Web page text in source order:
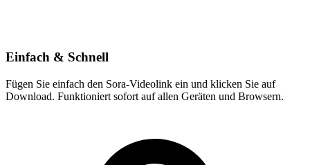
Einfach & Schnell
Fügen Sie einfach den Sora-Videolink ein und klicken Sie auf
Download. Funktioniert sofort auf allen Geräten und Browsern.